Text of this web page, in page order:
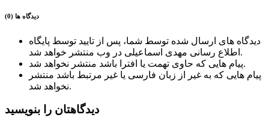
دیدگاه ها (0)
دیدگاه های ارسال شده توسط شما، پس از تایید توسط پایگاه
اطلاع رسانی مهدی اسماعیلی در وب منتشر خواهد شد.
پیام هایی که حاوی تهمت یا افترا باشد منتشر نخواهد شد.
پیام هایی که به غیر از زبان فارسی یا غیر مرتبط باشد منتشر
نخواهد شد.
دیدگاهتان را بنویسید